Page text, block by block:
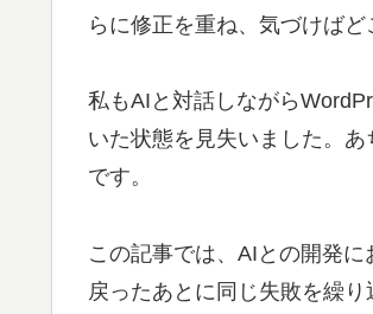
らに修正を重ね、気づけば
私もAIと対話しながら
いた状態を見失いました。
です。
この記事では、AIとの開発
戻ったあとに同じ失敗を繰